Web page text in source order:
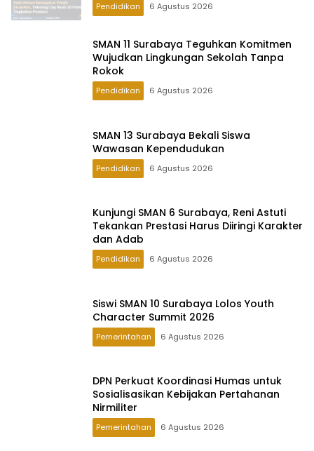
Tekankan Prestasi Harus Diiringi Karakter
dan Adab
Pendidikan
Character Summit 2026
Pemerintahan 6 Agustus 2026
Sosialisasikan Kebijakan Pertahanan
Nirmiliter
Pemerintahan